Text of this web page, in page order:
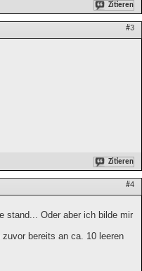
Zitieren
#3
Zitieren
#4
stand... Oder aber ich bilde mir
bereits an ca. 10 leeren